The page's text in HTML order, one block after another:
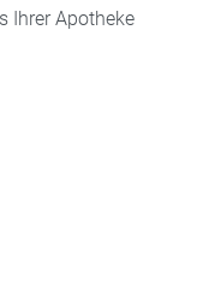
Ihrer Apotheke